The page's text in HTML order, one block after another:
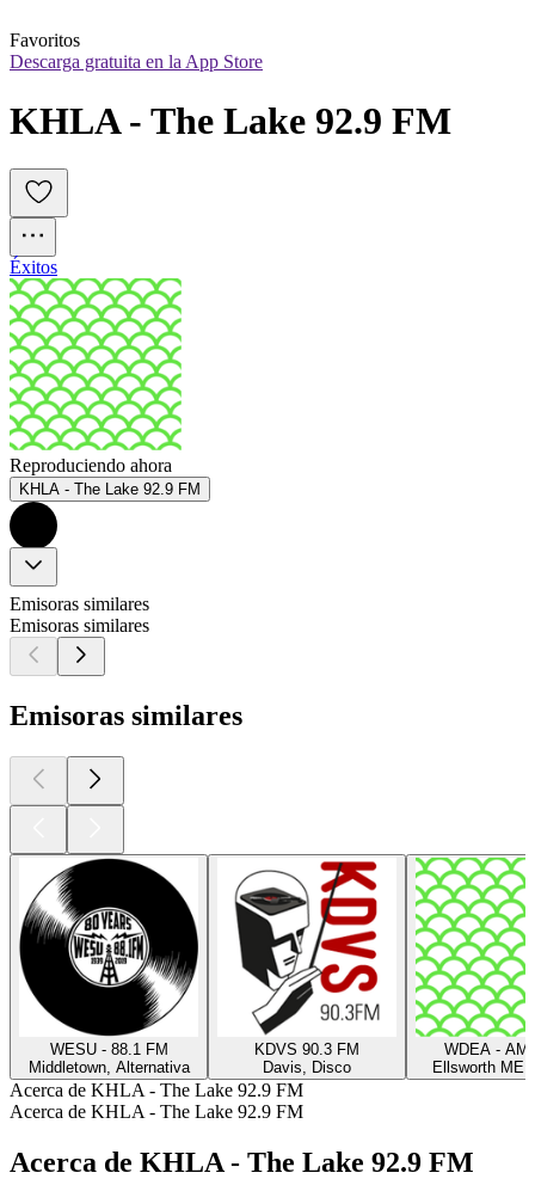
Favoritos
Descarga gratuita en la App Store
KHLA - The Lake 92.9 FM
Éxitos
Reproduciendo ahora
KHLA - The Lake 92.9 FM
Emisoras similares
Emisoras similares
Emisoras similares
WESU - 88.1 FM
Middletown, Alternativa
KDVS 90.3 FM
Davis, Disco
WDEA - AM
Ellsworth ME,
Acerca de KHLA - The Lake 92.9 FM
Acerca de KHLA - The Lake 92.9 FM
Acerca de KHLA - The Lake 92.9 FM